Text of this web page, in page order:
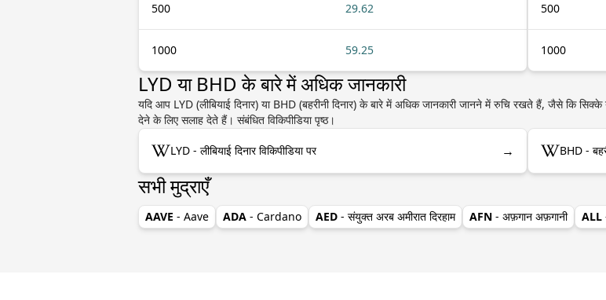
500 29.62
1000 59.25
500
1000
LYD या BHD के बारे में अधिक जानकारी
यदि आप LYD (लीबियाई दिनार) या BHD (बहरीनी दिनार) के बारे में अधिक जानकारी जानने में रुचि रखते हैं, जैसे कि
देने के लिए सलाह देते हैं। संबंधित विकिपीडिया पृष्ठ।
LYD - लीबियाई दिनार विकिपीडिया पर → BHD -
सभी मुद्राएँ
AAVE - Aave ADA - Cardano AED - संयुक्त अरब अमीरात दिरहाम AFN - अफ़गान अफ़गानी ALL